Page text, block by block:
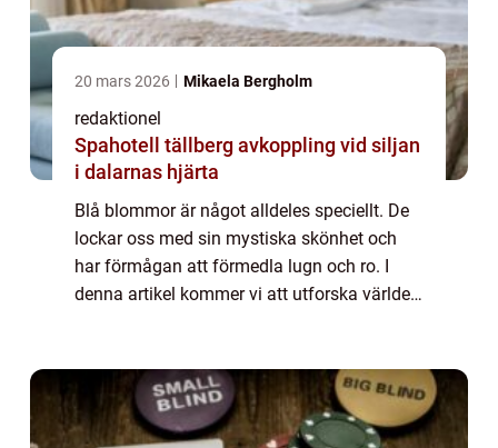
20 mars 2026 Mikaela Bergholm
redaktionel
Spahotell tällberg avkoppling vid siljan
i dalarnas hjärta
Blå blommor är något alldeles speciellt. De
lockar oss med sin mystiska skönhet och
har förmågan att förmedla lugn och ro. I
denna artikel kommer vi att utforska världen